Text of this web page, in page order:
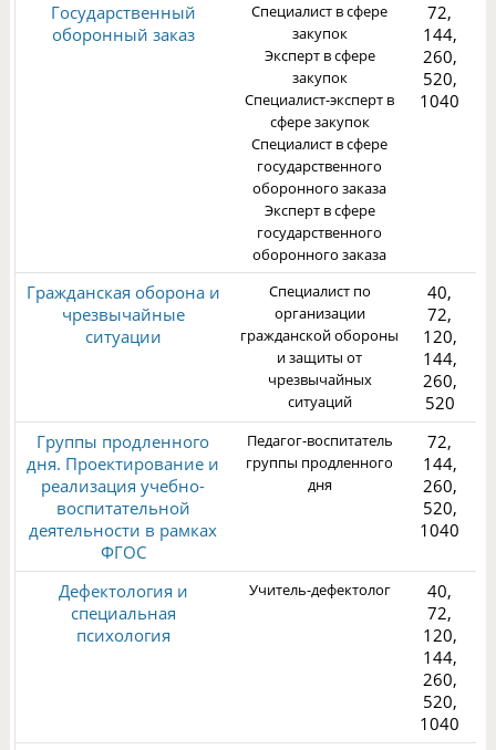
Государственный
оборонный заказ
Специалист в сфере
закупок
Эксперт в сфере
закупок
Специалист-эксперт в
сфере закупок
Специалист в сфере
государственного
оборонного заказа
Эксперт в сфере
государственного
оборонного заказа
72,
144,
260,
520,
1040
Гражданская оборона и
чрезвычайные
ситуации
Специалист по
организации
гражданской обороны
и защиты от
чрезвычайных
ситуаций
40,
72,
120,
144,
260,
520
Группы продленного
дня. Проектирование и
реализация учебно-
воспитательной
деятельности в рамках
ФГОС
Педагог-воспитатель
группы продленного
дня
72,
144,
260,
520,
1040
Дефектология и
специальная
психология
Учитель-дефектолог
40,
72,
120,
144,
260,
520,
1040